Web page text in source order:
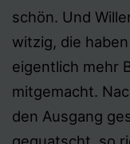
schön. Und
witzig, die
eigentlich mehr
mitgemacht.
den Ausgang